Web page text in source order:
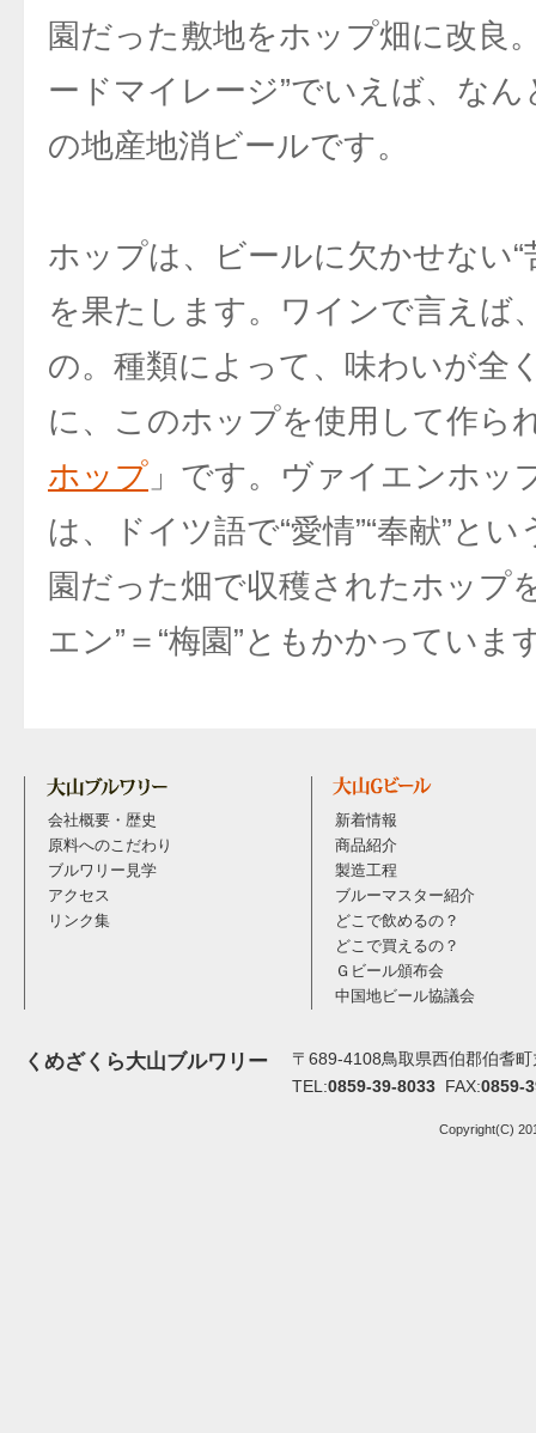
園だった敷地をホップ畑に改良
ードマイレージ”でいえば、な
の地産地消ビールです。
ホップは、ビールに欠かせない“
を果たします。ワインで言えば
の。種類によって、味わいが全
に、このホップを使用して作ら
ホップ 」です。ヴァイエンホッ
は、ドイツ語で“愛情”“奉献”と
園だった畑で収穫されたホップ
エン”＝“梅園”ともかかっていま
会社概要・歴史
原料へのこだわり
ブルワリー見学
アクセス
リンク集
新着情報
商品紹介
製造工程
ブルーマスター紹介
どこで飲めるの？
どこで買えるの？
Ｇビール頒布会
中国地ビール協議会
くめざくら大山ブルワリー
〒689-4108鳥取県西伯郡伯耆
TEL:0859-39-8033 FAX:0859-
Copyright(C)